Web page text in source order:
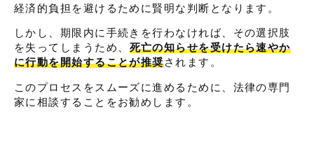
経済的負担を避けるために賢明な判断となります。
しかし、期限内に手続きを行わなければ、その選択肢
を失ってしまうため、 死亡の知らせを受けたら速やか
に行動を開始することが推奨されます。
このプロセスをスムーズに進めるために、法律の専門
家に相談することをお勧めします。